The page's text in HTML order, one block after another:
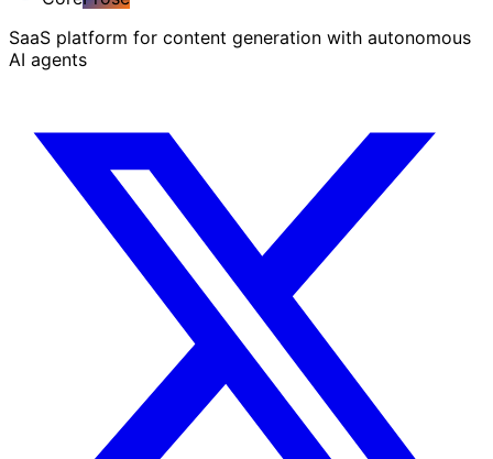
SaaS platform for content generation with autonomous
AI agents